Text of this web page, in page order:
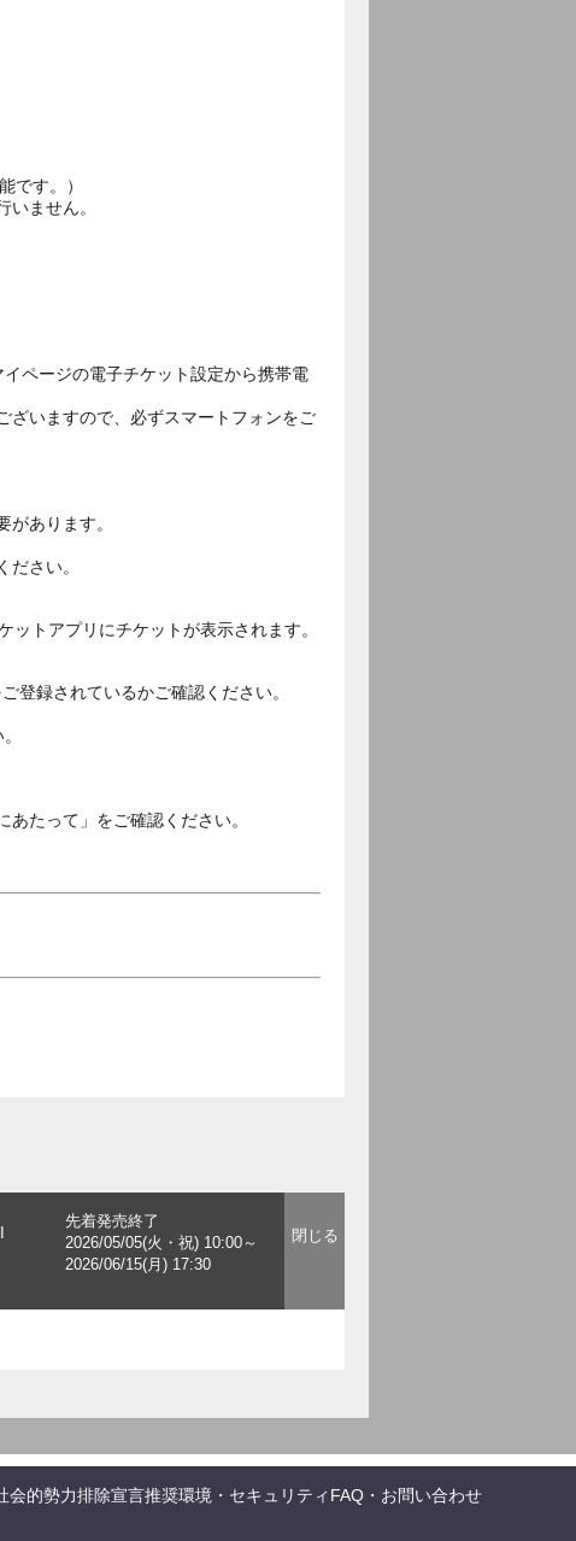
です。）
ません。
ページの電子チケット設定から携帯電
ざいますので、必ずスマートフォンをご
あります。
さい。
トアプリにチケットが表示されます。
登録されているかご確認ください。
。
たって」をご確認ください。
先着発売終了
2026/05/05(火・祝) 10:00～
2026/06/15(月) 17:30
会的勢力排除宣言推奨環境・セキュリティ FAQ・お問い合わせ